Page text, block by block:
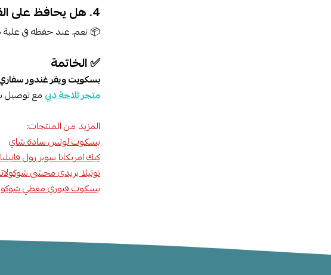
4. هل يحافظ على القرمشة بعد الفتح؟
📦 نعم، عند حفظه في
✅ الخاتمة
بسكويت ويفر غندور
متجر ثلاجة دبي مع توصيل
المزيد من المنتجات:
بسكوت لوتس سادة شاي
كيك امريكانا سوبر رول فانيليا
نوتيلا بريدى محشي
بسكوت فيوري مغطي